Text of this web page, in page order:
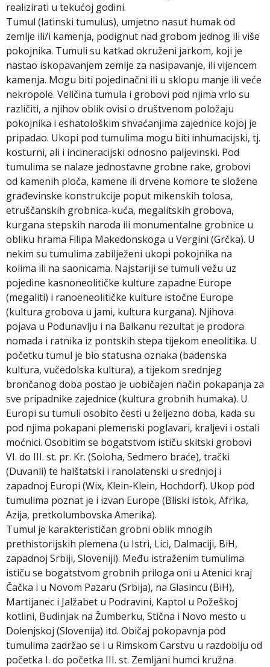
realizirati u tekućoj godini.
Tumul (latinski tumulus), umjetno nasut humak od
zemlje ili/i kamenja, podignut nad grobom jednog ili više
pokojnika. Tumuli su katkad okruženi jarkom, koji je
nastao iskopavanjem zemlje za nasipavanje, ili vijencem
kamenja. Mogu biti pojedinačni ili u sklopu manje ili veće
nekropole. Veličina tumula i grobovi pod njima vrlo su
različiti, a njihov oblik ovisi o društvenom položaju
pokojnika i eshatološkim shvaćanjima zajednice kojoj je
pripadao. Ukopi pod tumulima mogu biti inhumacijski, tj.
kosturni, ali i incineracijski odnosno paljevinski. Pod
tumulima se nalaze jednostavne grobne rake, grobovi
od kamenih ploča, kamene ili drvene komore te složene
građevinske konstrukcije poput mikenskih tolosa,
etruščanskih grobnica-kuća, megalitskih grobova,
kurgana stepskih naroda ili monumentalne grobnice u
obliku hrama Filipa Makedonskoga u Vergini (Grčka). U
nekim su tumulima zabilježeni ukopi pokojnika na
kolima ili na saonicama. Najstariji se tumuli vežu uz
pojedine kasnoneolitičke kulture zapadne Europe
(megaliti) i ranoeneolitičke kulture istočne Europe
(kultura grobova u jami, kultura kurgana). Njihova
pojava u Podunavlju i na Balkanu rezultat je prodora
nomada i ratnika iz pontskih stepa tijekom eneolitika. U
početku tumul je bio statusna oznaka (badenska
kultura, vučedolska kultura), a tijekom srednjeg
brončanog doba postao je uobičajen način pokapanja za
sve pripadnike zajednice (kultura grobnih humaka). U
Europi su tumuli osobito česti u željezno doba, kada su
pod njima pokapani plemenski poglavari, kraljevi i ostali
moćnici. Osobitim se bogatstvom ističu skitski grobovi
VI. do III. st. pr. Kr. (Soloha, Sedmero braće), trački
(Duvanli) te halštatski i ranolatenski u srednjoj i
zapadnoj Europi (Wix, Klein-Klein, Hochdorf). Ukop pod
tumulima poznat je i izvan Europe (Bliski istok, Afrika,
Azija, pretkolumbovska Amerika).
Tumul je karakterističan grobni oblik mnogih
prethistorijskih plemena (u Istri, Lici, Dalmaciji, BiH,
zapadnoj Srbiji, Sloveniji). Među istraženim tumulima
ističu se bogatstvom grobnih priloga oni u Atenici kraj
Čačka i u Novom Pazaru (Srbija), na Glasincu (BiH),
Martijanec i Jalžabet u Podravini, Kaptol u Požeškoj
kotlini, Budinjak na Žumberku, Stična i Novo mesto u
Dolenjskoj (Slovenija) itd. Običaj pokopavnja pod
tumulima zadržao se i u Rimskom Carstvu u razdoblju od
početka I. do početka III. st. Zemljani humci kružna